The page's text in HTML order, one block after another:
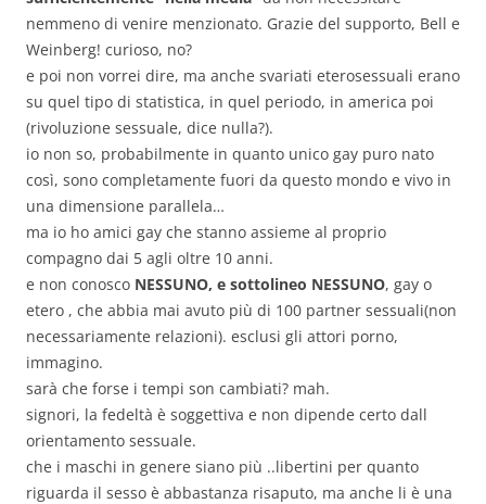
nemmeno di venire menzionato. Grazie del supporto, Bell e
Weinberg! curioso, no?
e poi non vorrei dire, ma anche svariati eterosessuali erano
su quel tipo di statistica, in quel periodo, in america poi
(rivoluzione sessuale, dice nulla?).
io non so, probabilmente in quanto unico gay puro nato
così, sono completamente fuori da questo mondo e vivo in
una dimensione parallela…
ma io ho amici gay che stanno assieme al proprio
compagno dai 5 agli oltre 10 anni.
e non conosco NESSUNO, e sottolineo NESSUNO, gay o
etero , che abbia mai avuto più di 100 partner sessuali(non
necessariamente relazioni). esclusi gli attori porno,
immagino.
sarà che forse i tempi son cambiati? mah.
signori, la fedeltà è soggettiva e non dipende certo dall
orientamento sessuale.
che i maschi in genere siano più ..libertini per quanto
riguarda il sesso è abbastanza risaputo, ma anche li è una